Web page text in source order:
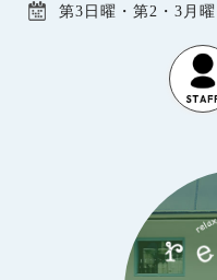
第3日曜・第2・3月